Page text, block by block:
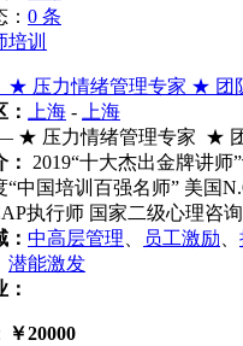
0 条
培训
上海 -
上海
★ 压力情绪管理专家 ★
2019“十大杰出金牌讲师
“中国培训百强名师” 美国
执行师 国家二级心理咨
中高层管理 员工激励
潜能激发
￥20000